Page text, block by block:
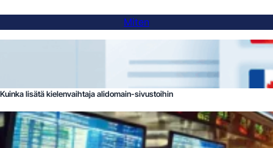
Miten
Kuinka lisätä kielenvaihtaja alidomain-sivustoihin